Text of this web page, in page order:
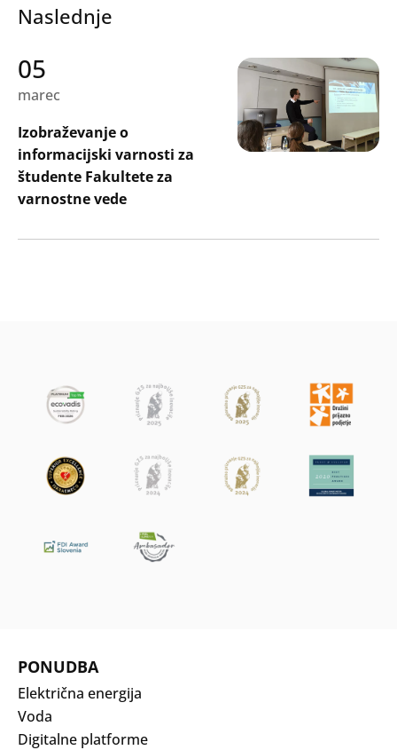
Naslednje
05
marec
Izobraževanje o
informacijski varnosti za
študente Fakultete za
varnostne vede
PONUDBA
Električna energija
Voda
Digitalne platforme